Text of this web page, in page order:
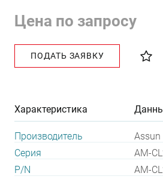
Цена по запросу
ПОДАТЬ ЗАЯВКУ
Характеристика
Производитель
Серия
AM-
P/N
AM-